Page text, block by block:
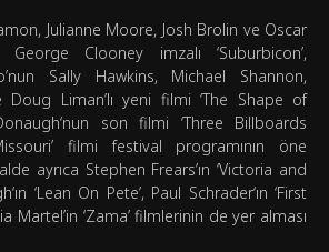
Julianne Moore, Josh Brolin ve Oscar
George Clooney imzalı ‘Suburbicon’,
Sally Hawkins, Michael Shannon,
Liman’lı yeni filmi ‘The Shape of
son filmi ‘Three Billboards
filmi festival programının öne
ayrıca Stephen Frears’ın ‘Victoria and
‘Lean On Pete’, Paul Schrader‘ın ‘First
Martel’in ‘Zama’ filmlerinin de yer alması